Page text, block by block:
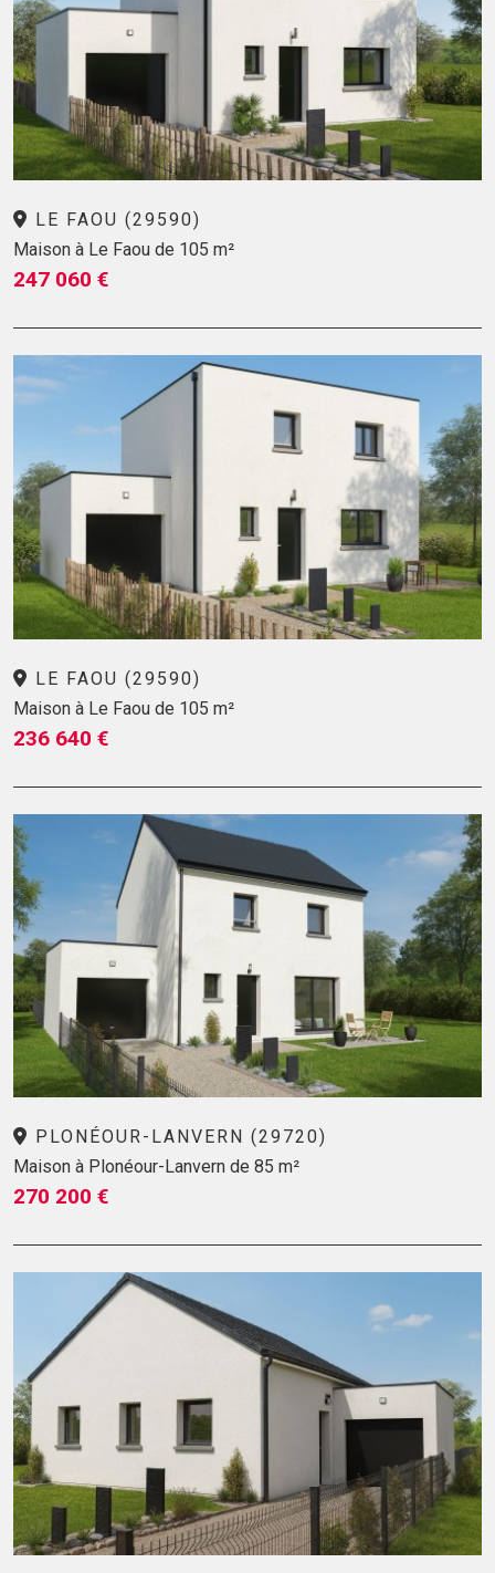
LE FAOU (29590)
Maison à Le Faou de 105 m²
247 060 €
LE FAOU (29590)
Maison à Le Faou de 105 m²
236 640 €
PLONÉOUR-LANVERN (29720)
Maison à Plonéour-Lanvern de 85 m²
270 200 €